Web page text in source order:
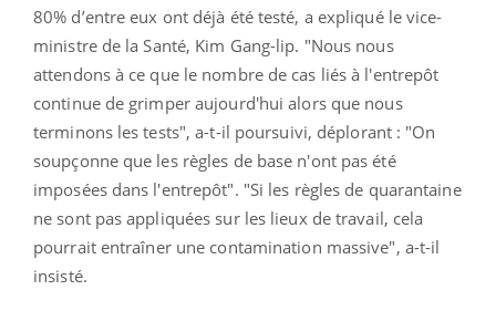
80% d’entre eux ont déjà été testé, a expliqué le vice-
ministre de la Santé, Kim Gang-lip. "Nous nous
attendons à ce que le nombre de cas liés à l'entrepôt
continue de grimper aujourd'hui alors que nous
terminons les tests", a-t-il poursuivi, déplorant : "On
soupçonne que les règles de base n'ont pas été
imposées dans l'entrepôt". "Si les règles de quarantaine
ne sont pas appliquées sur les lieux de travail, cela
pourrait entraîner une contamination massive", a-t-il
insisté.